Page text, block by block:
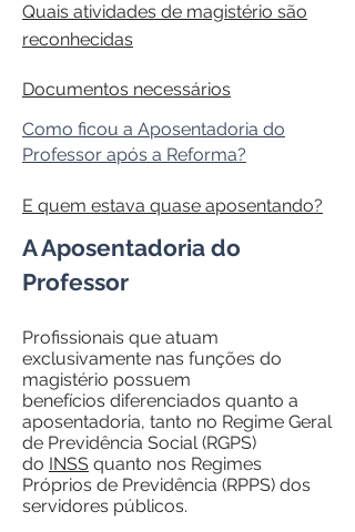
Quais atividades de magistério são
reconhecidas
Documentos necessários
Como ficou a Aposentadoria do
Professor após a Reforma?
E quem estava quase aposentando?
A Aposentadoria do
Professor
Profissionais que atuam
exclusivamente nas funções do
magistério possuem
benefícios diferenciados quanto a
aposentadoria, tanto no Regime Geral
de Previdência Social (RGPS)
do INSS quanto nos Regimes
Próprios de Previdência (RPPS) dos
servidores públicos.